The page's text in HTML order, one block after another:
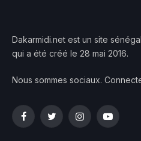
Dakarmidi.net est un site
qui a été créé le 28 mai 2016.
Nous sommes sociaux.
FacebookTwitterInstagramYouTube